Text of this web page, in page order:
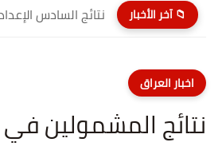
📁 آخر الأخبار
اخبار العراق
نتائج المشمولين